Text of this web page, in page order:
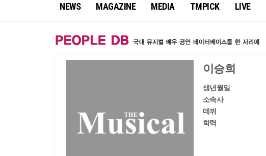
NEWS MAGAZINE MEDIA TMPICK LIVE
이승희
생년월일
소속사
데뷔
학력